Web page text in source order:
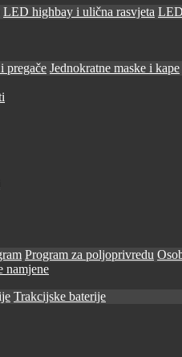
LED highbay i ulična rasvjeta
pregače Jednokratne maske i kape
Program za poljoprivredu
namjene
Trakcijske baterije